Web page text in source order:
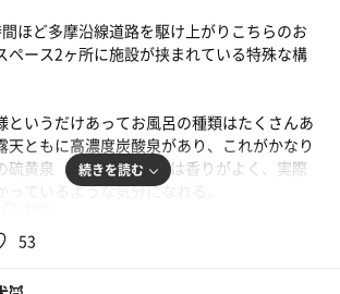
汁
で問題にはなるない。
もしっかりと受けることができました。大人
した。ありがとうございます。
ほど多摩沿線道路を駆け上がりこちらのお
ペース2ヶ所に施設が挟まれている特殊な構
というだけあってお風呂の種類はたくさんあ
天ともに高濃度炭酸泉があり、これがかなり
硫黄泉（入浴剤+硫黄）は香りがよく、実際
っているような気分になれる。
人数がかなり多く取れそうなひな壇式。最上
サウナストーブも設置されており、ドアの開
続きを読む
53